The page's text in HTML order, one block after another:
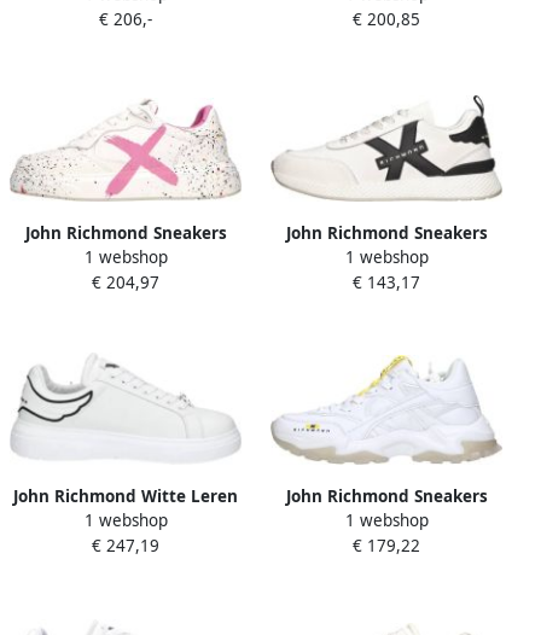
€ 206,-
€ 200,85
John Richmond Sneakers
Wit
1 webshop
€ 204,97
John Richmond Sneakers
MultiColour
1 webshop
€ 143,17
John Richmond Witte Leren
Sneakers
1 webshop
€ 247,19
John Richmond Sneakers
Wit
1 webshop
€ 179,22